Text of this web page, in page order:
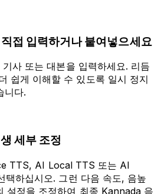
접 입력하거나 붙여넣으세요
사 또는 대본을 입력하세요. 리듬
쉽게 이해할 수 있도록 일시 정지
니다.
세부 조정
TTS, AI Local TTS 또는 AI
하십시오. 그런 다음 속도, 음높
설정을 조정하여 최종 Kannada 음